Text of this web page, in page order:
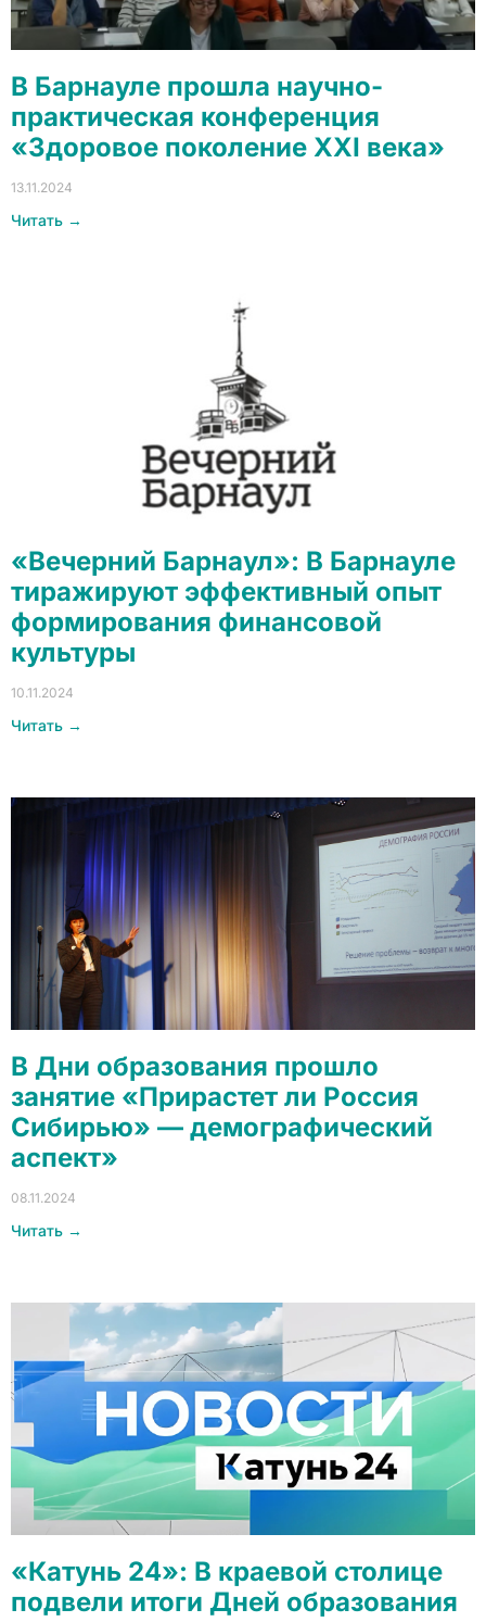
В Барнауле прошла научно-
практическая конференция
«Здоровое поколение XXI века»
13.11.2024
Читать →
«Вечерний Барнаул»: В Барнауле
тиражируют эффективный опыт
формирования финансовой
культуры
10.11.2024
Читать →
В Дни образования прошло
занятие «Прирастет ли Россия
Сибирью» — демографический
аспект»
08.11.2024
Читать →
«Катунь 24»: В краевой столице
подвели итоги Дней образования